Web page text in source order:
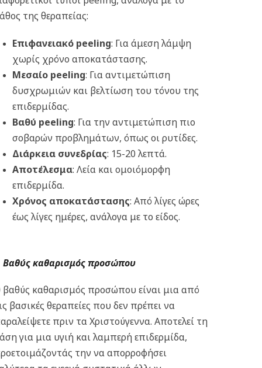
της θεραπείας:
Επιφανειακό peeling: Για άμεση λάμψη
χωρίς χρόνο αποκατάστασης.
Μεσαίο peeling: Για αντιμετώπιση
δυσχρωμιών και βελτίωση του τόνου της
επιδερμίδας.
Βαθύ peeling: Για την αντιμετώπιση πιο
σοβαρών προβλημάτων, όπως οι ρυτίδες.
Διάρκεια συνεδρίας: 15-20 λεπτά.
Αποτέλεσμα: Λεία και ομοιόμορφη
επιδερμίδα.
Χρόνος αποκατάστασης: Από λίγες ώρες
έως λίγες ημέρες, ανάλογα με το είδος.
Βαθύς καθαρισμός προσώπου
καθαρισμός προσώπου είναι μια από
βασικές θεραπείες που δεν πρέπει να
πριν τα Χριστούγεννα. Αποτελεί τη
για μια υγιή και λαμπερή επιδερμίδα,
την να απορροφήσει